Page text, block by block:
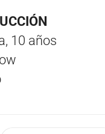
10 años